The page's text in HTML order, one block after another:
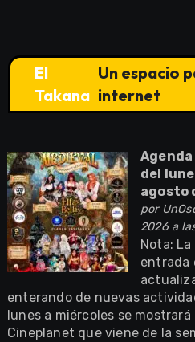
El
Takana
Un espacio
internet
Agenda
del
agosto
por
2026 a
Nota:
entrada
enterando de nuevas
lunes a miércoles se
Cineplanet que viene de la